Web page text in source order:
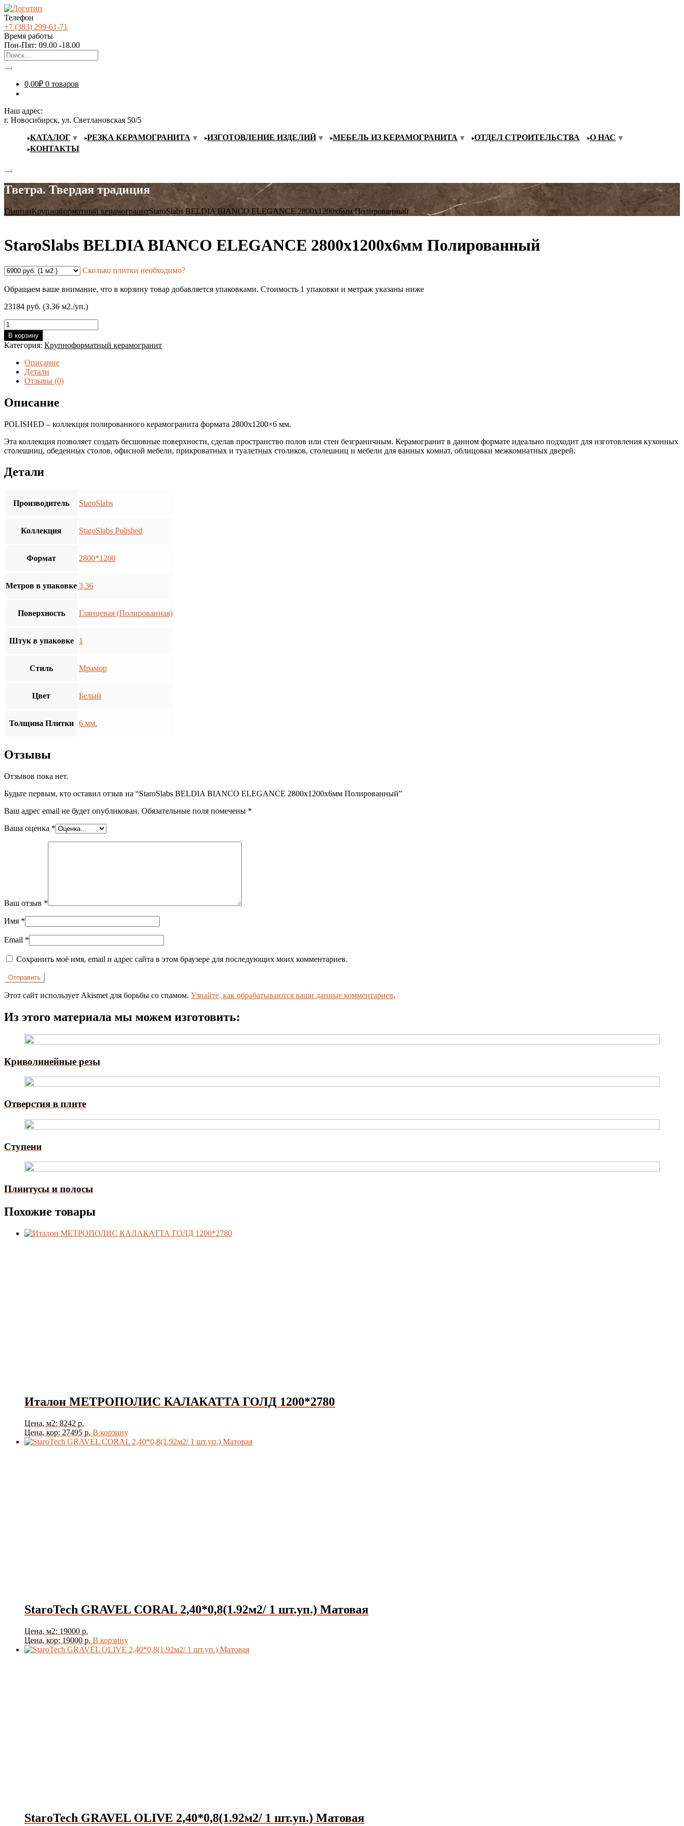
Телефон
+7 (383) 299-61-71
Время работы
Пон-Пят: 09.00 -18.00
0,00₽ 0 товаров
Наш адрес:
г. Новосибирск, ул. Светлановская 50/5
КАТАЛОГ
РЕЗКА КЕРАМОГРАНИТА ИЗГОТОВЛЕНИЕ ИЗДЕЛИЙ МЕБЕЛЬ ИЗ КЕРАМОГРАНИТА ОТДЕЛ СТРОИТЕЛЬСТВА
О НАС
КОНТАКТЫ
Тветра. Твердая традиция
ГлавнаяКрупноформатный керамогранитStaroSlabs BELDIA BIANCO ELEGANCE 2800х1200х6мм Полированный
StaroSlabs BELDIA BIANCO ELEGANCE 2800х1200х6мм Полированный
Сколько плитки необходимо?
Обращаем ваше внимание, что в корзину товар добавляется упаковками. Стоимость 1 упаковки и метраж указаны ниже
23184 руб. (3.36 м2./уп.)
Количество
товара
StaroSlabs
BELDIA
BIANCO
ELEGANCE
2800х1200х6мм
Полированный
В корзину
Категория: Крупноформатный керамогранит
Описание
Детали
Отзывы (0)
Описание
POLISHED – коллекция полированного керамогранита формата 2800х1200×6 мм.
Эта коллекция позволяет создать бесшовные поверхности, сделав пространство полов или стен безграничным. Керамогранит в данном формате идеально подходит для изготовления кухонных
столешниц, обеденных столов, офисной мебели, прикроватных и туалетных столиков, столешниц и мебели для ванных комнат, облицовки межкомнатных дверей.
Детали
Производитель StaroSlabs
Коллекция StaroSlabs Polished
Формат 2800*1200
Метров в упаковке 3.36
Поверхность Глянцевая (Полированная)
Штук в упаковке 1
Стиль Мрамор
Цвет Белый
Толщина Плитки 6 мм.
Отзывы
Отзывов пока нет.
Будьте первым, кто оставил отзыв на “StaroSlabs BELDIA BIANCO ELEGANCE 2800х1200х6мм Полированный”
Ваш адрес email не будет опубликован. Обязательные поля помечены *
Ваша оценка *
Ваш отзыв *
Имя *
Email *
Сохранить моё имя, email и адрес сайта в этом браузере для последующих моих комментариев.
Этот сайт использует Akismet для борьбы со спамом. Узнайте, как обрабатываются ваши данные комментариев.
Из этого материала мы можем изготовить:
Криволинейные резы
Отверстия в плите
Ступени
Плинтусы и полосы
Похожие товары
Италон МЕТРОПОЛИС КАЛАКАТТА ГОЛД 1200*2780
Цена, м2: 8242 р.
Цена, кор: 27495 р. В корзину
StaroTech GRAVEL CORAL 2,40*0,8(1.92м2/ 1 шт.уп.) Матовая
Цена, м2: 19000 р.
Цена, кор: 19000 р. В корзину
StaroTech GRAVEL OLIVE 2,40*0,8(1.92м2/ 1 шт.уп.) Матовая